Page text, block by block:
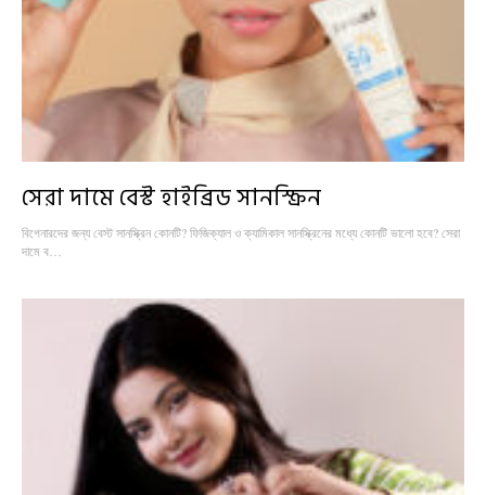
সেরা দামে বেস্ট হাইব্রিড সানস্ক্রিন
বিগেনারদের জন্য বেস্ট সানস্ক্রিন কোনটি? ফিজিক্যাল ও ক্যামিকাল সানস্ক্রিনের মধ্যে কোনটি ভালো হবে? সেরা
দামে ব…